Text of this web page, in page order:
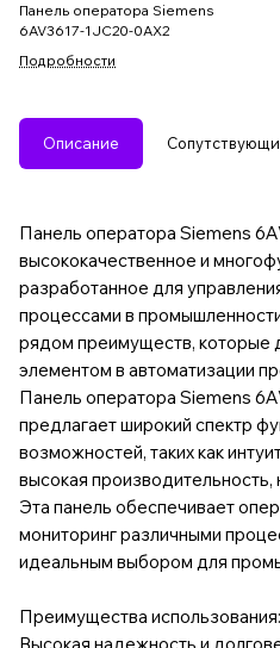
Панель оператора Siemens
6AV3617-1JC20-0AX2
Подробности
Описание
Панель оператора Siemens
высококачественное и
разработанное для
процессами в
рядом преимуществ,
элементом в автоматизации
Панель оператора Siemens
предлагает широкий спектр
возможностей, таких как
высокая
Эта панель обеспечивает
мониторинг различными
идеальным выбором для
Преимущества использования: